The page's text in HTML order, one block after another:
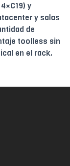
y
y salas
de
toolless sin
en el rack.